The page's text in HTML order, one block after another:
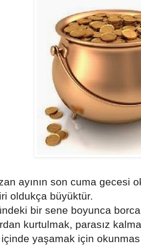
ayının son cuma gecesi
oldukça büyüktür.
bir sene boyunca
kurtulmak, parasız
yaşamak için